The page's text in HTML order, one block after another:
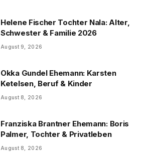
Helene Fischer Tochter Nala: Alter,
Schwester & Familie 2026
August 9, 2026
Okka Gundel Ehemann: Karsten
Ketelsen, Beruf & Kinder
August 8, 2026
Franziska Brantner Ehemann: Boris
Palmer, Tochter & Privatleben
August 8, 2026